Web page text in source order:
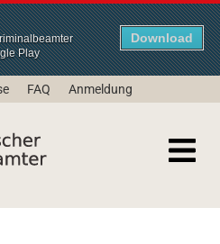
Play
Download
FAQ Anmeldung